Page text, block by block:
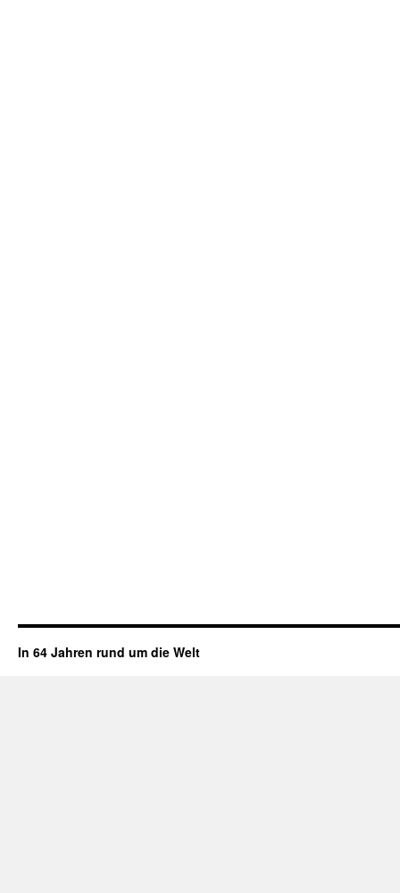
In 64 Jahren rund um die Welt